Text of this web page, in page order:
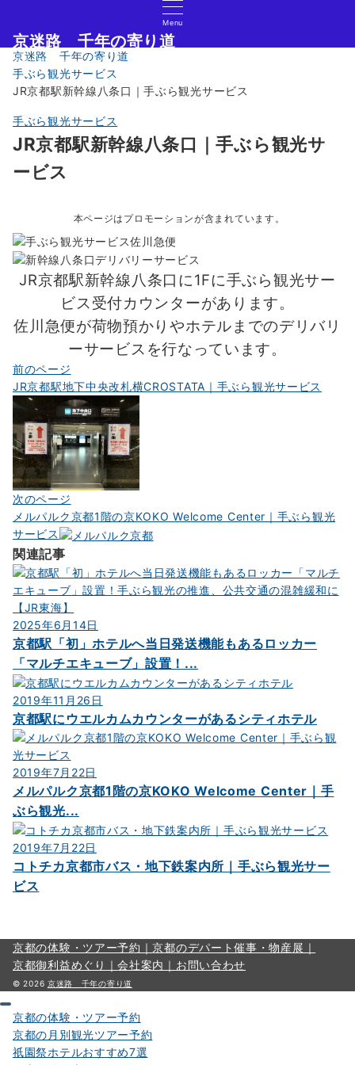
Menu
京迷路 千年の寄り道
京都の観光イベント・グルメ・ショッピングの情報サイト
京迷路 千年の寄り道
手ぶら観光サービス
JR京都駅新幹線八条口｜手ぶら観光サービス
手ぶら観光サービス
JR京都駅新幹線八条口｜手ぶら観光サ
ービス
本ページはプロモーションが含まれています。
JR京都駅新幹線八条口に1Fに手ぶら観光サー
ビス受付カウンターがあります。
佐川急便が荷物預かりやホテルまでのデリバリ
ーサービスを行なっています。
投
稿
ナ
ビ
ゲ
ー
シ
ョ
ン
前のページ
JR京都駅地下中央改札横CROSTATA｜手ぶら観光サービス
次のページ
メルパルク京都1階の京KOKO Welcome Center｜手ぶら観光
サービス
関連記事
2025年6月14日
京都駅「初」ホテルへ当日発送機能もあるロッカー
「マルチエキューブ」設置！...
2019年11月26日
京都駅にウエルカムカウンターがあるシティホテル
2019年7月22日
メルパルク京都1階の京KOKO Welcome Center｜手
ぶら観光...
2019年7月22日
コトチカ京都市バス・地下鉄案内所｜手ぶら観光サー
ビス
京都の体験・ツアー予約｜京都のデパート催事・物産展｜
京都御利益めぐり｜会社案内｜ お問い合わせ
© 2026 京迷路 千年の寄り道
京都の体験・ツアー予約
京都の月別観光ツアー予約
祇園祭ホテルおすすめ7選